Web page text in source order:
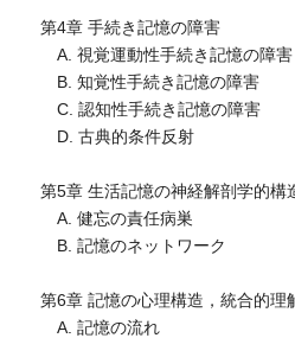
第4章 手続き記憶の障害
A. 視覚運動性手続き記憶の障害
B. 知覚性手続き記憶の障害
C. 認知性手続き記憶の障害
D. 古典的条件反射
第5章 生活記憶の神経解剖学的構
A. 健忘の責任病巣
B. 記憶のネットワーク
第6章 記憶の心理構造，統合的理
A. 記憶の流れ